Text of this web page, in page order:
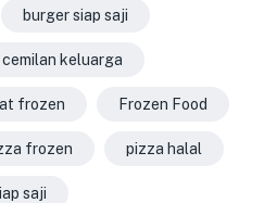
burger siap saji
cemilan keluarga
frozen Frozen Food
frozen pizza halal
saji